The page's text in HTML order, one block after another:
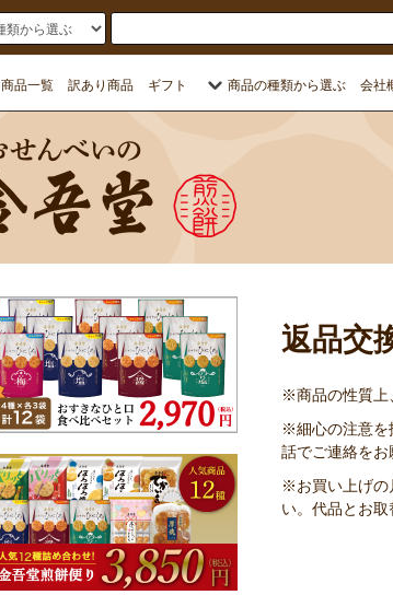
商品一覧 訳あり商品 ギフト 商品の種類から選ぶ 会社
返品交
※商品の性質上
※細心の注意を
話でご連絡をお
※お買い上げの
い。代品とお取